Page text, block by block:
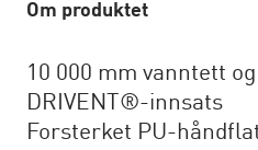
Om produktet
10 000 mm vanntett
DRIVENT®-innsats
Forsterket PU-